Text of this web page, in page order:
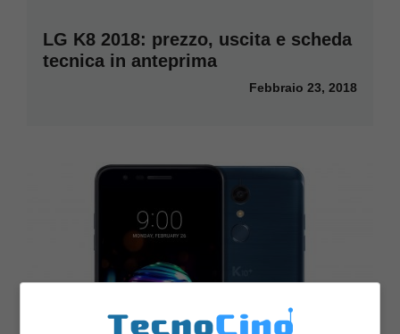
LG K8 2018: prezzo, uscita e scheda
tecnica in anteprima
Febbraio 23, 2018